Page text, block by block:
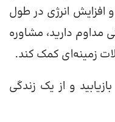
افزایش انرژی در طول
دارید، مشاوره
زمینه‌ای کمک کند.
و از یک زندگی